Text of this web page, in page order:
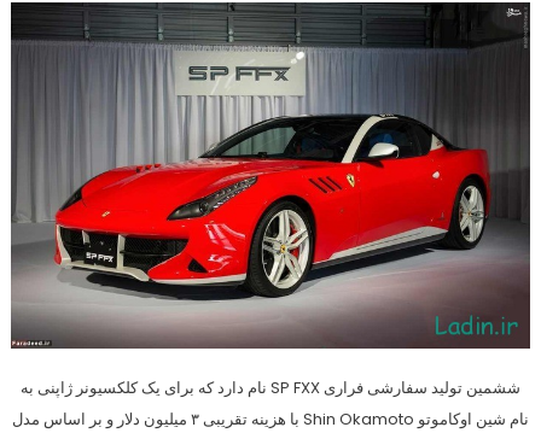
ششمین تولید سفارشی فراری SP FXX نام دارد که برای یک کلکسیونر ژاپنی به
نام شین اوکاموتو Shin Okamoto با هزینه تقریبی ۳ میلیون دلار و بر اساس مدل